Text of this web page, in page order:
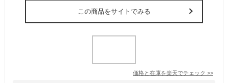
この商品をサイトでみる
価格と在庫を楽天でチェック >>